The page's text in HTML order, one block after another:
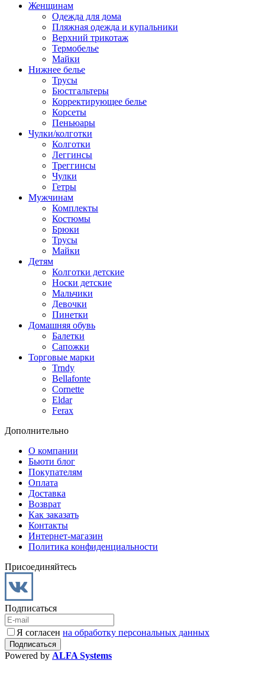
Женщинам
Одежда для дома
Пляжная одежда и купальники
Верхний трикотаж
Термобелье
Майки
Нижнее белье
Трусы
Бюстгальтеры
Корректирующее белье
Корсеты
Пеньюары
Чулки/колготки
Колготки
Леггинсы
Треггинсы
Чулки
Гетры
Мужчинам
Комплекты
Костюмы
Брюки
Трусы
Майки
Детям
Колготки детские
Носки детские
Мальчики
Девочки
Пинетки
Домашняя обувь
Балетки
Сапожки
Торговые марки
Trndy
Bellafonte
Cornette
Eldar
Ferax
Дополнительно
О компании
Бьюти блог
Покупателям
Оплата
Доставка
Возврат
Как заказать
Контакты
Интернет-магазин
Политика конфиденциальности
Присоединяйтесь
Подписаться
Я согласен на обработку персональных данных
Powered by ALFA Systems